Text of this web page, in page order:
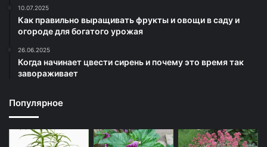
10.07.2025
Как правильно выращивать фрукты и овощи в саду и
огороде для богатого урожая
26.06.2025
Когда начинает цвести сирень и почему это время так
завораживает
Популярное